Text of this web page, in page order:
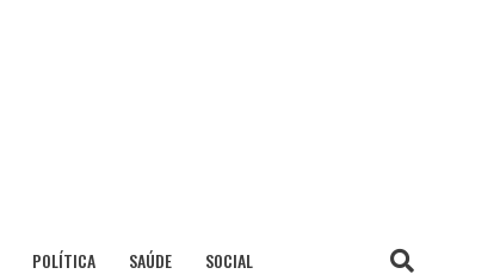
POLÍTICA SAÚDE SOCIAL